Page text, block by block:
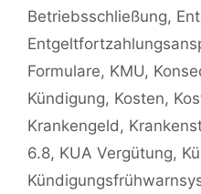
Betriebsschließung,
Formulare, KMU,
Kündigung, Kosten,
Krankengeld,
6.8, KUA Vergütung,